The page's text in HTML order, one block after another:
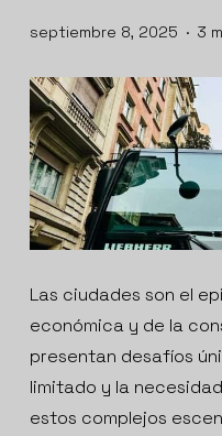
septiembre 8, 2025 3
Las ciudades son el
económica y de la
presentan desafíos
limitado y la
estos complejos